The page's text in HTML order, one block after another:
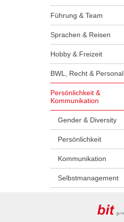
Führung & Team
Sprachen & Reisen
Hobby & Freizeit
BWL, Recht & Personal
Persönlichkeit &
Kommunikation
Gender & Diversity
Persönlichkeit
Kommunikation
Selbstmanagement